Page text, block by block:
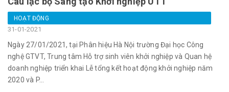
HOẠT ĐỘNG
31-01-2021
Ngày 27/01/2021, tại Phân hiệu Hà Nội trường Đại học Công
nghệ GTVT, Trung tâm Hỗ trợ sinh viên khởi nghiệp và Quan hệ
doanh nghiệp triển khai Lễ tổng kết hoạt động khởi nghiệp năm
2020 và P...